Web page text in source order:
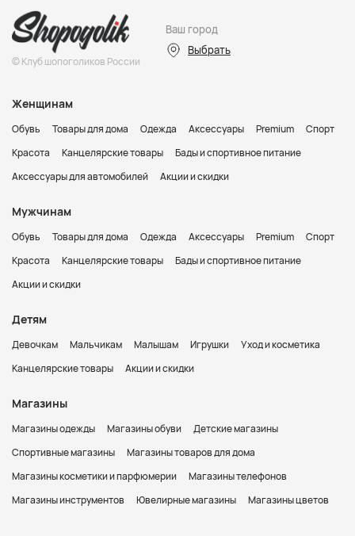
© Клуб шопоголиков России
Ваш город
Выбрать
Женщинам
Обувь Товары для дома Одежда Аксессуары Premium
Спорт
Красота
Канцелярские товары
Бады и спортивное питание
Аксессуары для автомобилей
Акции и скидки
Мужчинам
Обувь Товары для дома Одежда Аксессуары Premium
Спорт
Красота
Канцелярские товары
Бады и спортивное питание
Акции и скидки
Детям
Девочкам Мальчикам Малышам Игрушки
Уход и косметика
Канцелярские товары
Акции и скидки
Магазины
Магазины одежды Магазины обуви
Детские магазины
Спортивные магазины
Магазины товаров для дома
Магазины косметики и парфюмерии
Магазины телефонов
Магазины инструментов
Ювелирные магазины Магазины цветов